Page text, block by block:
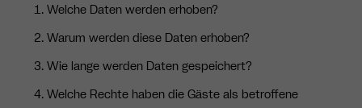
Welche Daten werden erhoben?
Warum werden diese Daten erhoben?
Wie lange werden Daten gespeichert?
Welche Rechte haben die Gäste als betroffene